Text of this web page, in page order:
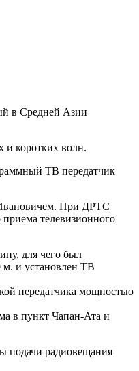
в Средней Азии
и коротких волн.
ТВ передатчик
При ДРТС
телевизионного
для чего был
и установлен ТВ
передатчика мощностью
в пункт Чапан-Ата и
подачи радиовещания